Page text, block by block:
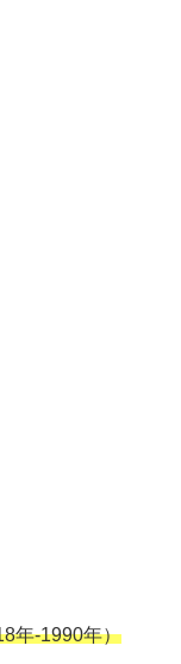
年-1990年）